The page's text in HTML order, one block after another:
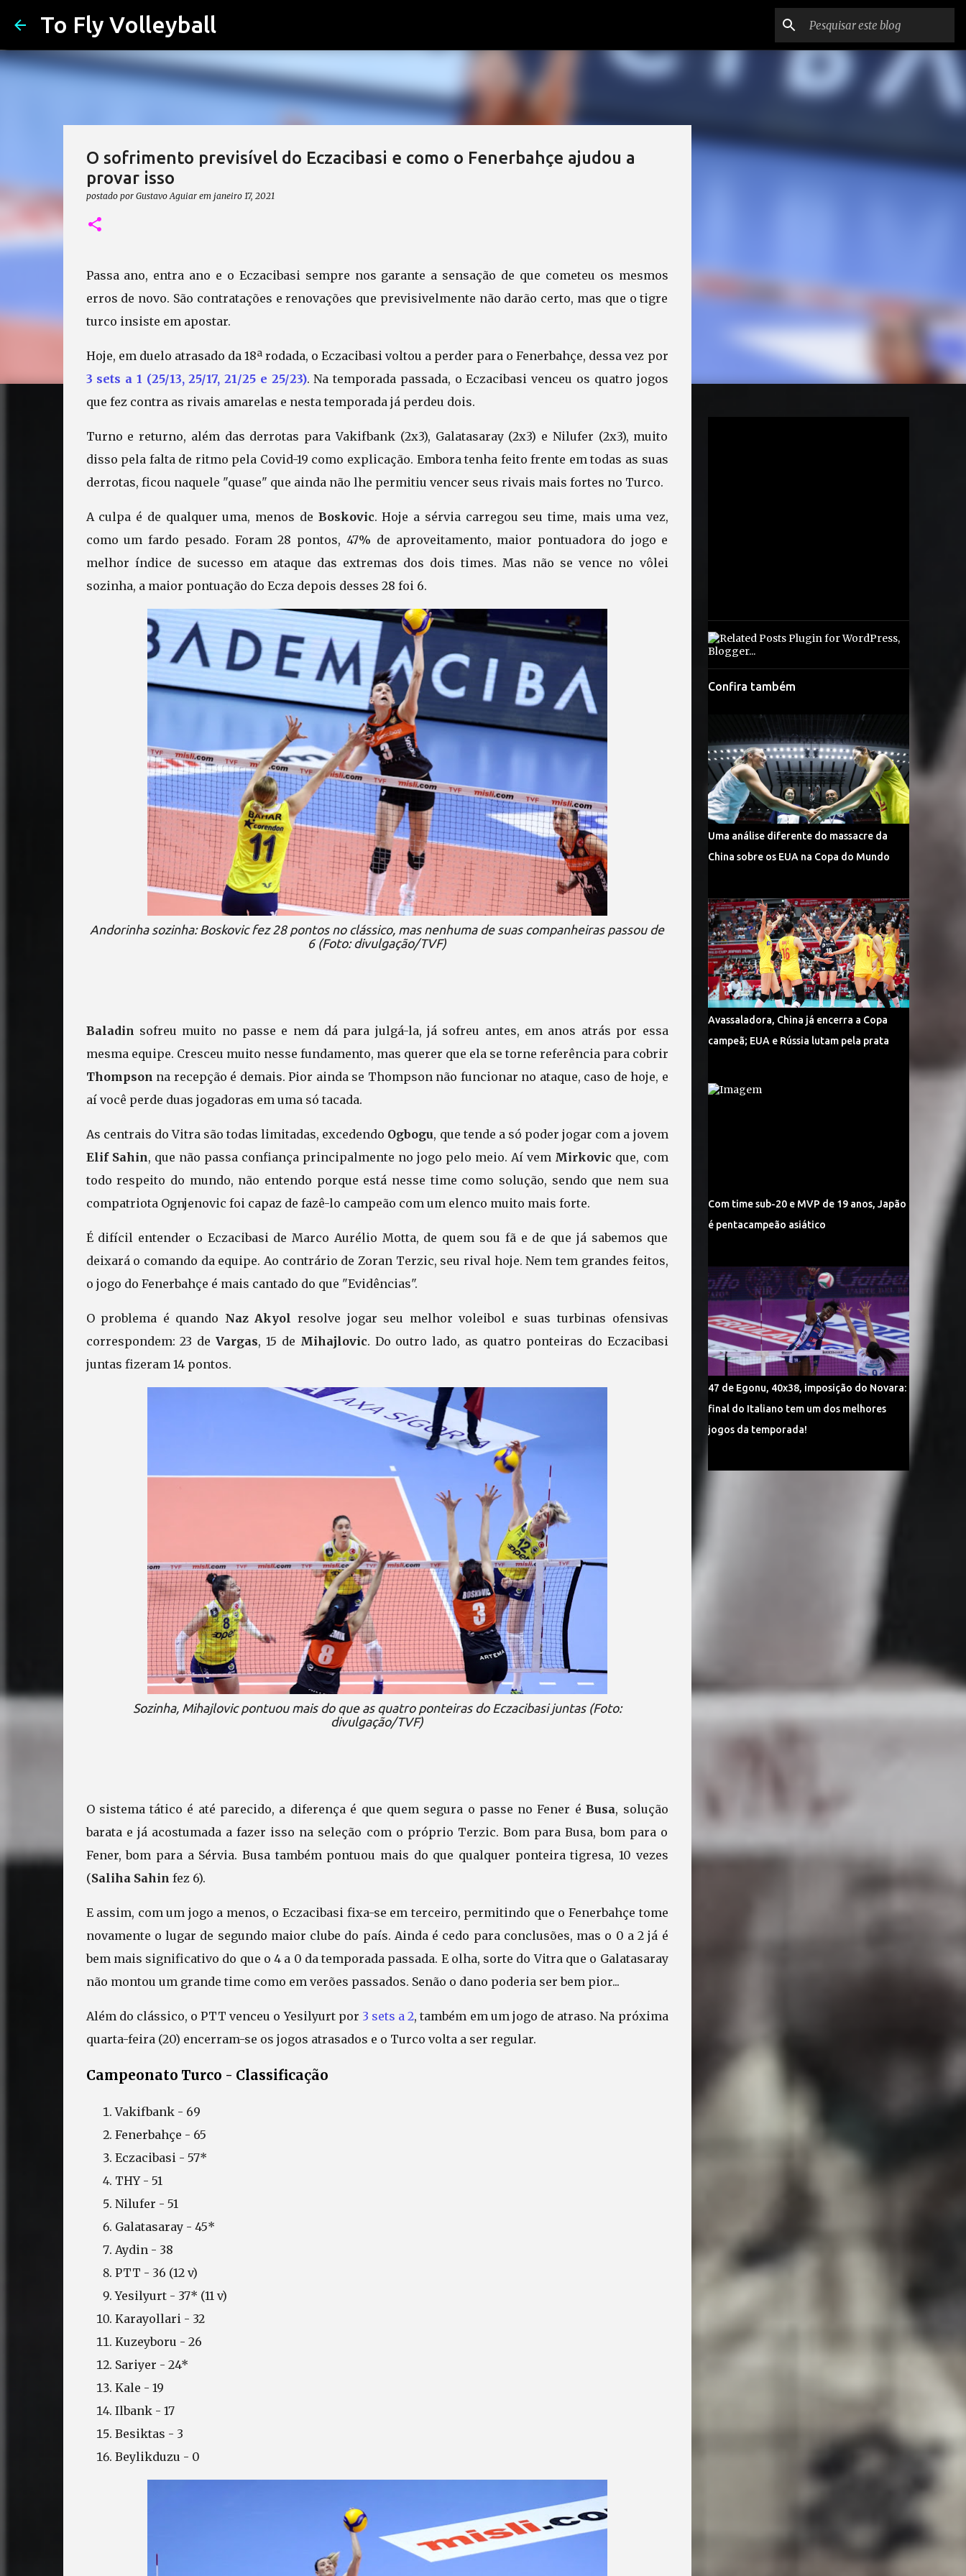
To Fly Volleyball
O sofrimento previsível do Eczacibasi e como o Fenerbahçe ajudou a
provar isso
postado por Gustavo Aguiar em janeiro 17, 2021
Passa ano, entra ano e o Eczacibasi sempre nos garante a sensação de que cometeu os mesmos
erros de novo. São contratações e renovações que previsivelmente não darão certo, mas que o tigre
turco insiste em apostar.
Hoje, em duelo atrasado da 18ª rodada, o Eczacibasi voltou a perder para o Fenerbahçe, dessa vez por
3 sets a 1 (25/13, 25/17, 21/25 e 25/23). Na temporada passada, o Eczacibasi venceu os quatro jogos
que fez contra as rivais amarelas e nesta temporada já perdeu dois.
Turno e returno, além das derrotas para Vakifbank (2x3), Galatasaray (2x3) e Nilufer (2x3), muito
disso pela falta de ritmo pela Covid-19 como explicação. Embora tenha feito frente em todas as suas
derrotas, ficou naquele "quase" que ainda não lhe permitiu vencer seus rivais mais fortes no Turco.
A culpa é de qualquer uma, menos de Boskovic. Hoje a sérvia carregou seu time, mais uma vez,
como um fardo pesado. Foram 28 pontos, 47% de aproveitamento, maior pontuadora do jogo e
melhor índice de sucesso em ataque das extremas dos dois times. Mas não se vence no vôlei
sozinha, a maior pontuação do Ecza depois desses 28 foi 6.
Andorinha sozinha: Boskovic fez 28 pontos no clássico, mas nenhuma de suas companheiras passou de
6 (Foto: divulgação/TVF)
Baladin sofreu muito no passe e nem dá para julgá-la, já sofreu antes, em anos atrás por essa
mesma equipe. Cresceu muito nesse fundamento, mas querer que ela se torne referência para cobrir
Thompson na recepção é demais. Pior ainda se Thompson não funcionar no ataque, caso de hoje, e
aí você perde duas jogadoras em uma só tacada.
As centrais do Vitra são todas limitadas, excedendo Ogbogu, que tende a só poder jogar com a jovem
Elif Sahin, que não passa confiança principalmente no jogo pelo meio. Aí vem Mirkovic que, com
todo respeito do mundo, não entendo porque está nesse time como solução, sendo que nem sua
compatriota Ognjenovic foi capaz de fazê-lo campeão com um elenco muito mais forte.
É difícil entender o Eczacibasi de Marco Aurélio Motta, de quem sou fã e de que já sabemos que
deixará o comando da equipe. Ao contrário de Zoran Terzic, seu rival hoje. Nem tem grandes feitos,
o jogo do Fenerbahçe é mais cantado do que "Evidências".
O problema é quando Naz Akyol resolve jogar seu melhor voleibol e suas turbinas ofensivas
correspondem: 23 deVargas, 15 de Mihajlovic. Do outro lado, as quatro ponteiras do Eczacibasi
juntas fizeram 14 pontos.
Sozinha, Mihajlovic pontuou mais do que as quatro ponteiras do Eczacibasi juntas (Foto:
divulgação/TVF)
O sistema tático é até parecido, a diferença é que quem segura o passe no Fener éBusa, solução
barata e já acostumada a fazer isso na seleção com o próprio Terzic. Bom para Busa, bom para o
Fener, bom para a Sérvia. Busa também pontuou mais do que qualquer ponteira tigresa, 10 vezes
(Saliha Sahin fez 6).
E assim, com um jogo a menos, o Eczacibasi fixa-se em terceiro, permitindo que o Fenerbahçe tome
novamente o lugar de segundo maior clube do país. Ainda é cedo para conclusões, mas o 0 a 2 já é
bem mais significativo do que o 4 a 0 da temporada passada. E olha, sorte do Vitra que o Galatasaray
não montou um grande time como em verões passados. Senão o dano poderia ser bem pior...
Além do clássico, o PTT venceu o Yesilyurt por 3 sets a 2, também em um jogo de atraso. Na próxima
quarta-feira (20) encerram-se os jogos atrasados e o Turco volta a ser regular.
Campeonato Turco - Classificação
Vakifbank - 69
Fenerbahçe - 65
Eczacibasi - 57*
THY - 51
Nilufer - 51
Galatasaray - 45*
Aydin - 38
PTT - 36 (12 v)
Yesilyurt - 37* (11 v)
Karayollari - 32
Kuzeyboru - 26
Sariyer - 24*
Kale - 19
Ilbank - 17
Besiktas - 3
Beylikduzu - 0
Confira também
Uma análise diferente do massacre da
China sobre os EUA na Copa do Mundo
Avassaladora, China já encerra a Copa
campeã; EUA e Rússia lutam pela prata
Com time sub-20 e MVP de 19 anos, Japão
é pentacampeão asiático
47 de Egonu, 40x38, imposição do Novara:
final do Italiano tem um dos melhores
jogos da temporada!